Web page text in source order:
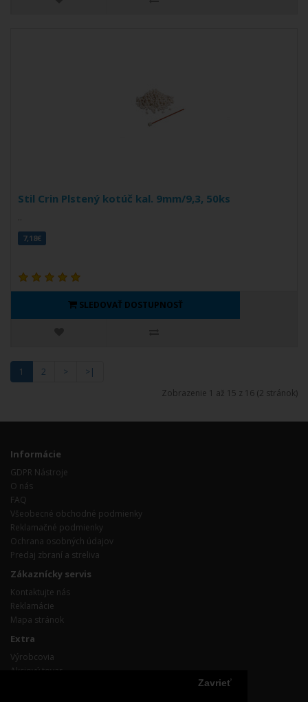
Zavrieť
Stil Crin Plstený kotúč kal. 9mm/9,3, 50ks
..
7,18€
SLEDOVAŤ DOSTUPNOSŤ
1 2 >
>|
Zobrazenie 1 až 15 z 16 (2 stránok)
Informácie
GDPR Nástroje
O nás
FAQ
Všeobecné obchodné podmienky
Reklamačné podmienky
Ochrana osobných údajov
Predaj zbraní a streliva
Zákaznícky servis
Kontaktujte nás
Reklamácie
Mapa stránok
Extra
Výrobcovia
Akciový tovar